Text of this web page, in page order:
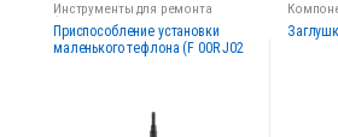
Инструменты для ремонта
форсунок
Приспособление установки
маленького тефлона (F 00R J02